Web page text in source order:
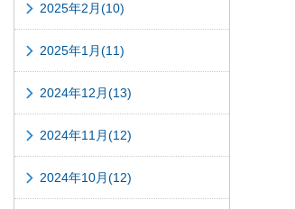
2025年2月(10)
2025年1月(11)
2024年12月(13)
2024年11月(12)
2024年10月(12)